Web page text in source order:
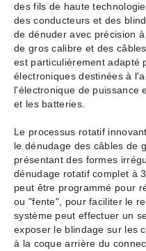
des fils de haute
des conducteurs et des
de dénuder avec précision
de gros calibre et des
est particulièrement adapté
électroniques destinées à
l'électronique de puissance
et les batteries.
Le processus rotatif
le dénudage des câbles de
présentant des formes
dénudage rotatif complet à
peut être programmé pour
ou "fente", pour faciliter le
système peut effectuer un
exposer le blindage sur les
à la coque arrière du